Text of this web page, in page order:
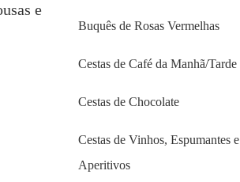
e
Buquês de Rosas Vermelhas
Cestas de Café da Manhã/Tarde
Cestas de Chocolate
Cestas de Vinhos, Espumantes e
Aperitivos